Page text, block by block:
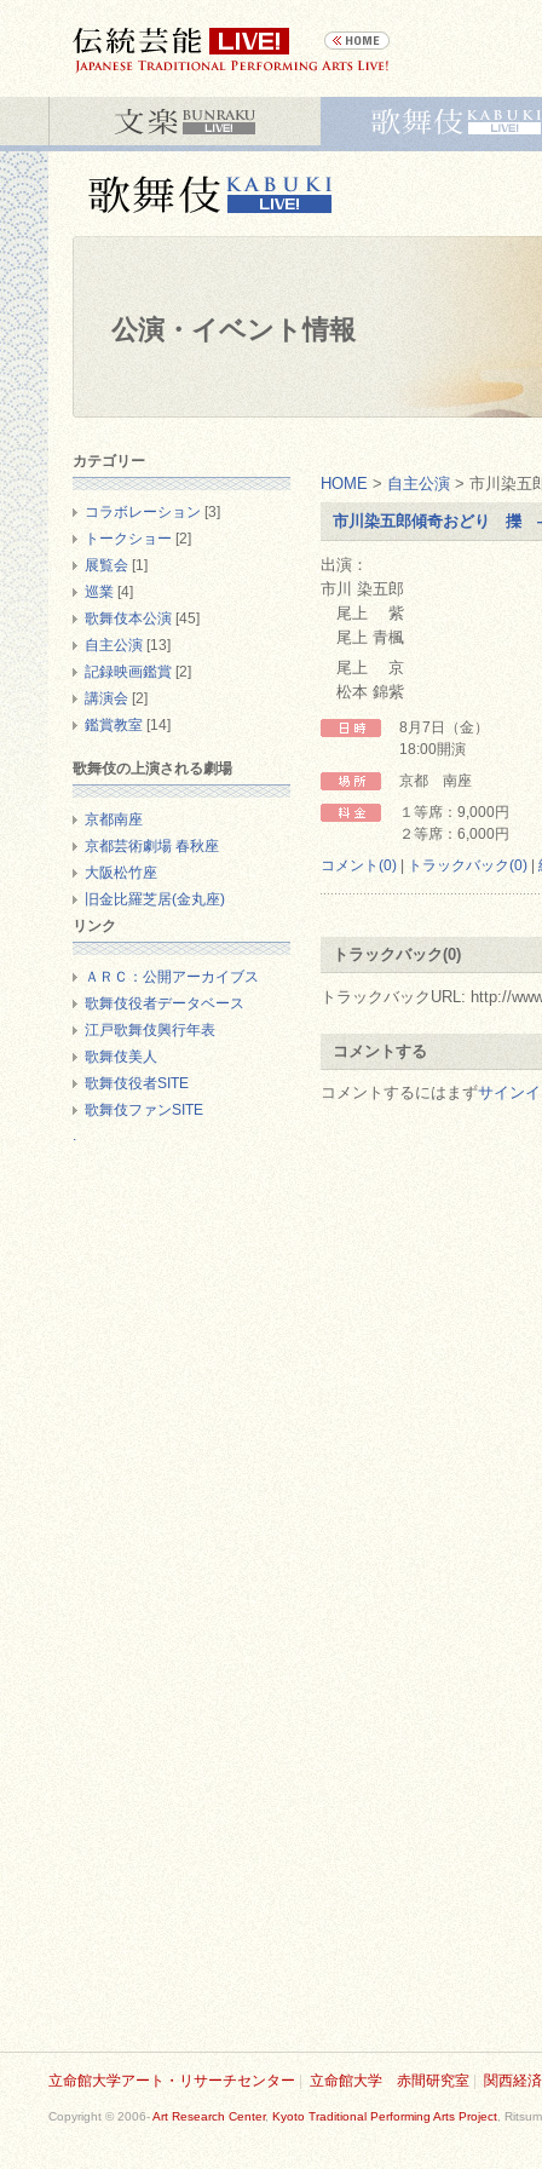
公演・イベント情報
HOME > 自主公演 > 市川染
市川染五郎傾奇おどり 擽
出演：
市川 染五郎
尾上 紫
尾上 青楓
尾上 京
松本 錦紫
8月7日（金）
18:00開演
京都 南座
１等席：9,000円
２等席：6,000円
コメント(0)
トラックバック(0)
トラックバック(0)
トラックバックURL: http://
コメントする
コメントするにはまずサイン
カテゴリー
コラボレーション [3]
トークショー [2]
展覧会 [1]
巡業 [4]
歌舞伎本公演 [45]
自主公演 [13]
記録映画鑑賞 [2]
講演会 [2]
鑑賞教室 [14]
歌舞伎の上演される劇場
京都南座
京都芸術劇場 春秋座
大阪松竹座
旧金比羅芝居(金丸座)
リンク
ＡＲＣ：公開アーカイブス
歌舞伎役者データベース
江戸歌舞伎興行年表
歌舞伎美人
歌舞伎役者SITE
歌舞伎ファンSITE
.
立命館大学アート・リサーチセンター 立命館大学 赤間研究室 関西経
Copyright © 2006-Art Research Center, Kyoto Traditional Performing Arts Project ,